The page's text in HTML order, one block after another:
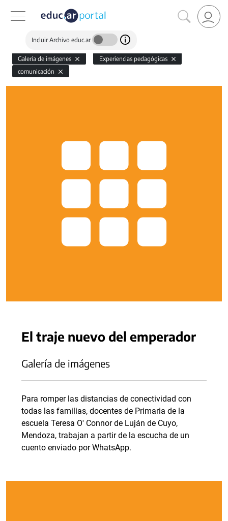
Incluir Archivo educ.ar
Galería de imágenes
Experiencias pedagógicas
comunicación
El traje nuevo del emperador
Galería de imágenes
Para romper las distancias de conectividad con
todas las familias, docentes de Primaria de la
escuela Teresa O' Connor de Luján de Cuyo,
Mendoza, trabajan a partir de la escucha de un
cuento enviado por WhatsApp.